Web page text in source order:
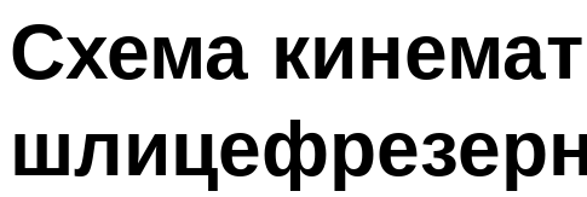
Схема